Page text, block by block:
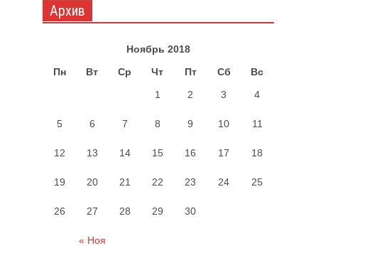
Архив
Ноябрь 2018
Пн
Вт Ср Чт Пт Сб Вс
« Ноя
1 2 3 4
5 6 7 8 9 10 11
12 13 14 15 16 17 18
19 20 21 22 23 24 25
26 27 28 29 30